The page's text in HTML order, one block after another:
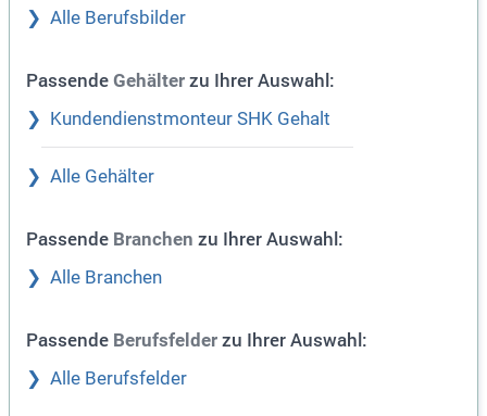
Alle Berufsbilder
Passende Gehälter zu Ihrer Auswahl:
Kundendienstmonteur SHK Gehalt
Alle Gehälter
Passende Branchen zu Ihrer Auswahl:
Alle Branchen
Passende Berufsfelder zu Ihrer Auswahl:
Alle Berufsfelder